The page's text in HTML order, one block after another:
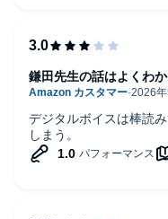
デジタルボイスは棒読
しまう。
鎌田先生の話はよくわ